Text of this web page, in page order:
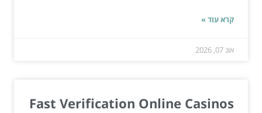
קרא עוד »
אוג 07, 2026
Fast Verification Online Casinos